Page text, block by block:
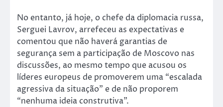
No entanto, já hoje, o chefe da diplomacia russa,
Serguei Lavrov, arrefeceu as expectativas e
comentou que não haverá garantias de
segurança sem a participação de Moscovo nas
discussões, ao mesmo tempo que acusou os
líderes europeus de promoverem uma “escalada
agressiva da situação” e de não proporem
“nenhuma ideia construtiva”.